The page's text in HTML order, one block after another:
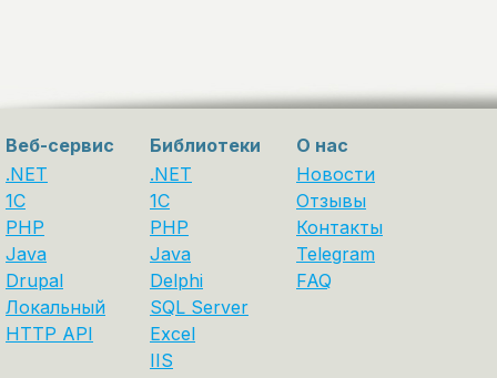
Веб-сервис
.NET
1C
PHP
Java
Drupal
Локальный
HTTP API
Библиотеки
.NET
1С
PHP
Java
Delphi
SQL Server
Excel
IIS
О нас
Новости
Отзывы
Контакты
Telegram
FAQ